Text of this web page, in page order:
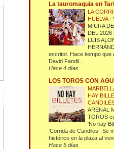
La tauromaquia en
LA
HUELVA-
MIURA
DEL 2026
LUIS
escritor. Hace tiempo que
David Fandil...
Hace 4 días
LOS TOROS CON
HAY
ARENAL
TOROS
'No hay
‘Corrida de Candiles’. Se
histórico en la plaza al
Hace 5 días